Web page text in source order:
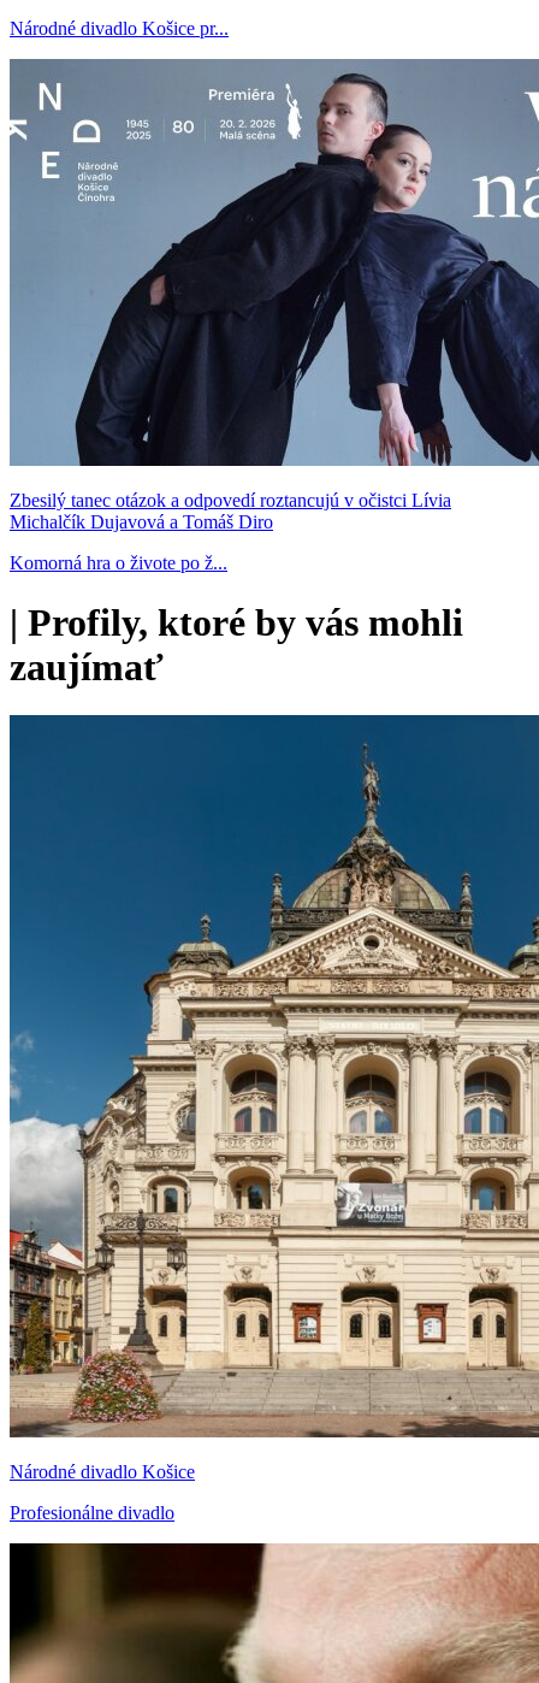
Národné divadlo Košice pr...
Zbesilý tanec otázok a odpovedí roztancujú v očistci Lívia
Michalčík Dujavová a Tomáš Diro
Komorná hra o živote po ž...
| Profily, ktoré by vás mohli
zaujímať
Národné divadlo Košice
Profesionálne divadlo